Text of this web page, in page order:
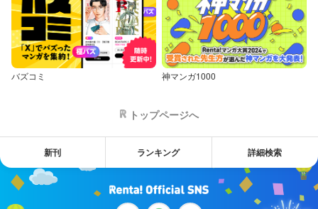
バズコミ 神マンガ1000
トップページへ
新刊 ランキング 詳細検索